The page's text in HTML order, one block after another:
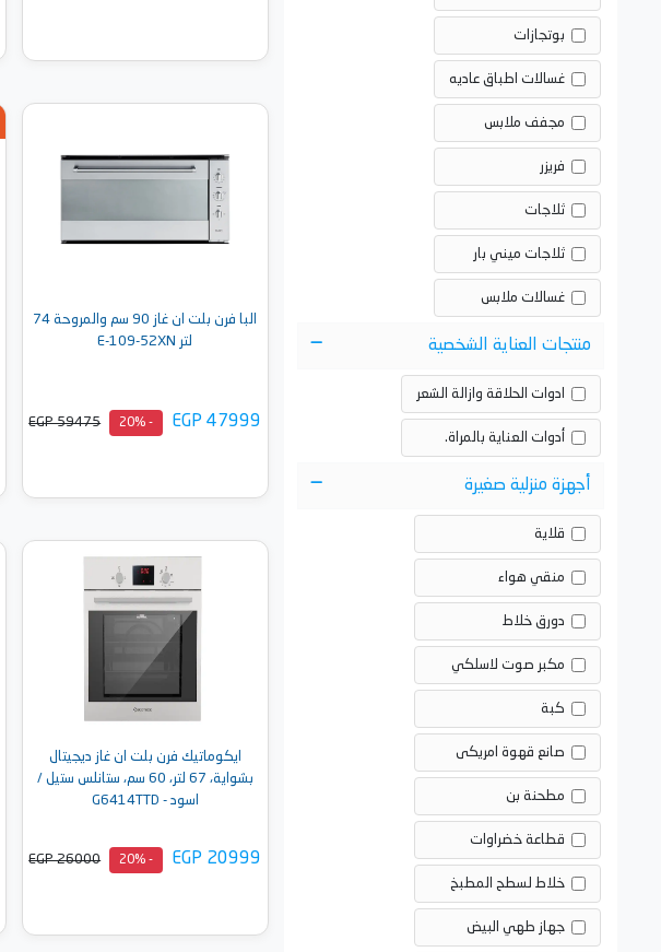
بوتجازات
غسالات اطباق عاديه
مجفف ملابس
فريزر
ثلاجات
ثلاجات ميني بار
غسالات ملابس
منتجات العناية الشخصية
ادوات الحلاقة وازالة الشعر
أدوات العناية بالمراة.
أجهزة منزلية صغيرة
قلاية
منقي هواء
دورق خلاط
مكبر صوت لاسلكي
كبة
صانع قهوة امريكى
مطحنة بن
قطاعة خضراوات
خلاط لسطح المطبخ
جهاز طهي البيض
البا فرن بلت ان غاز 90 سم والمروحة 74
لتر E-109-52XN
EGP 47999
- 20%
EGP 59475
أضف إلى السلة
ايكوماتيك فرن بلت ان غاز ديجيتال
بشواية، 67 لتر، 60 سم، ستانلس ستيل /
اسود - G6414TTD
EGP 20999
- 20%
EGP 26000